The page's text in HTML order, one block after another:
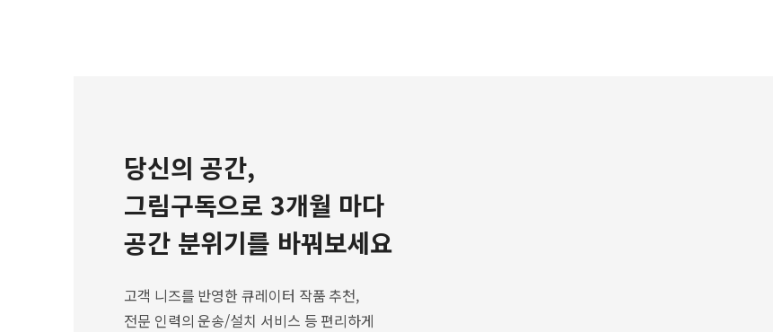
당신의 공간,
그림구독으로 3개월 마다
공간 분위기를 바꿔보세요
고객 니즈를 반영한 큐레이터 작품 추천,
전문 인력의 운송/설치 서비스 등 편리하게